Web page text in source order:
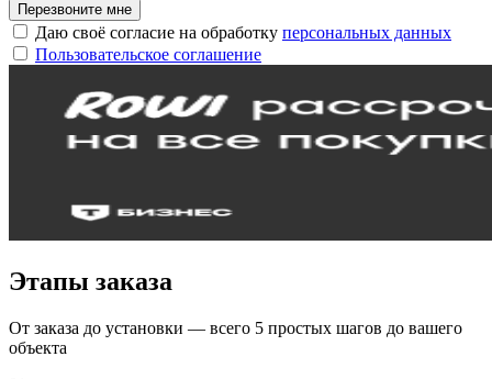
Перезвоните мне
Даю своё согласие на обработку персональных данных
Пользовательское соглашение
Этапы заказа
От заказа до установки — всего 5 простых шагов до вашего
объекта